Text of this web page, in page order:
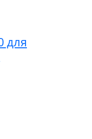
для